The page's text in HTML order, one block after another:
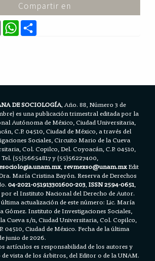
Compartir en
E
m
a
W
h
a
DE SOCIOLOGÍA, Año. 88, Número 3 de
es una publicación trimestral editada por la
Autónoma de México, Ciudad Universitaria,
C.P. 04510, Ciudad de México, a través del
Sociales, Circuito Mario de la Cueva
Col. Copilco, Del. Coyoacán, C.P. 04510,
(55)56654817 y (55)56227400,
,revmexso@unam.mxEdit
María Cristina Bayón. Reserva de Derechos
04-2021-051913301600-203,ISSN 2594-0651,
el Instituto Nacional del Derecho de Autor.
actualización de este número: Lic. María
Gómez. Instituto de Investigaciones Sociales,
Cueva s/n, Ciudad Universitaria, Col. Copilco,
04510, Ciudad de México. Fecha de la última
junio de 2026.
artículos es responsabilidad de los autores y
vista de los árbitros, del Editor o de la UNAM.